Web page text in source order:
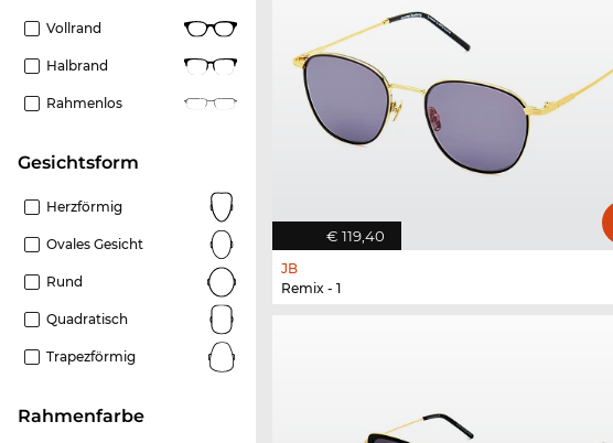
Vollrand
Halbrand
Rahmenlos
Gesichtsform
Herzförmig
Ovales Gesicht
Rund
Quadratisch
Trapezförmig
Rahmenfarbe
€ 119,40
JB
Remix - 1